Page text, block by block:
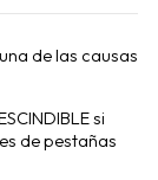
de las causas
si
de pestañas